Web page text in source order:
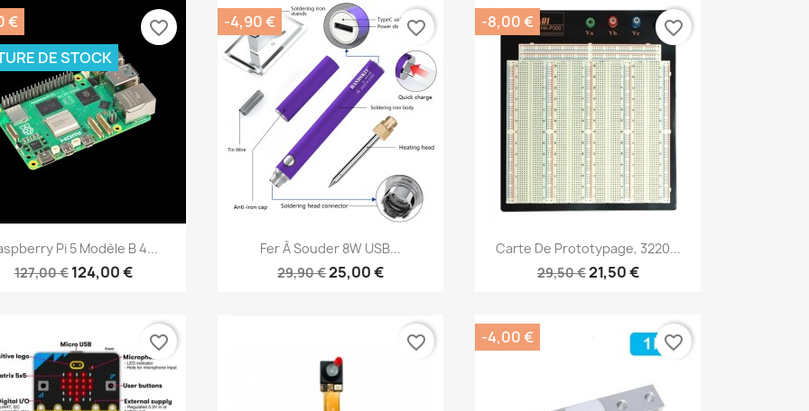
Aperçu rapide
Pi 5 Modèle B 4...
127,00 € 124,00 €
€
DE STOCK
favorite_border
 Aperçu rapide
Fer À Souder 8W USB...
29,90 €25,00 €
-4,90 € favorite_border
Aperçu rapide
Carte De Prototypage, 3220...
29,50 €21,50 €
-8,00 € favorite_border
favorite_border favorite_border -4,00 € favorite_border